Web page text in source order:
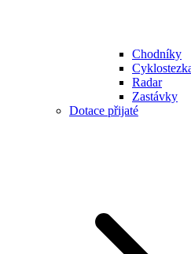
Chodníky
Radar
Zastávky
Dotace přijaté